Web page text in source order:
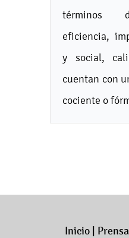
términos
eficiencia,
y social,
cuentan con
cociente o
Inicio| Prensa